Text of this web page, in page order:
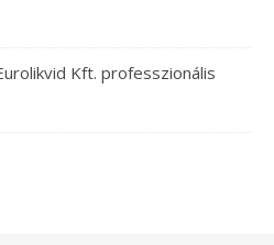
Kft. professzionális